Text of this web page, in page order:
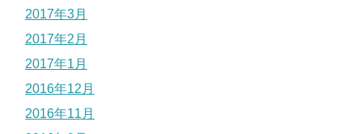
2017年3月
2017年2月
2017年1月
2016年12月
2016年11月